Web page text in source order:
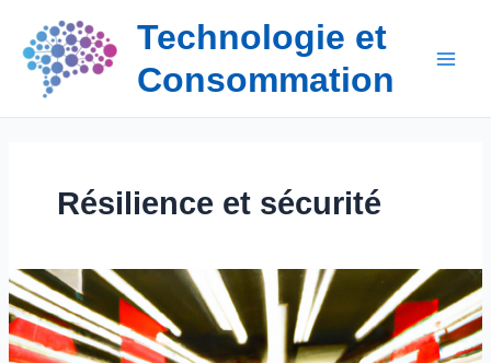
contenu
Technologie et
Consommation
Résilience et sécurité